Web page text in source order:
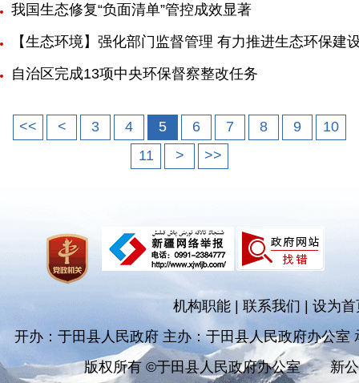
我国生态修复“负面清单”管控成效显著
【生态环境】强化部门监督管理 有力推进生态环保
自治区完成13项中央环保督察整改任务
<< < 3 4 5 6 7 8 9
10
11
> >>
机构职能 联系我们|设为首
开办：于田县人民政府 主办：于田县人民政府办公室
版权所有 ©于田县人民政府办公室
新